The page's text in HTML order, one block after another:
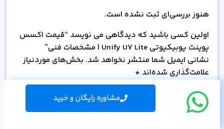
هنوز بررسی‌ای ثبت نشده است.
اولین کسی باشید که دیدگاهی می نویسد “قیمت اکسس
پوینت یوبیکیوتی Unify U7 Lite | مشخصات فنی”
نشانی ایمیل شما منتشر نخواهد شد. بخش‌های موردنیاز
علامت‌گذاری شده‌اند *
امتیاز شما
مشاوره رایگان و خرید